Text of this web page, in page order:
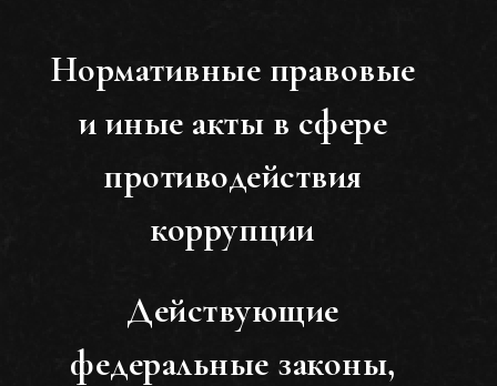
Нормативные правовые
и иные акты в сфере
противодействия
коррупции
Действующие
федеральные законы,